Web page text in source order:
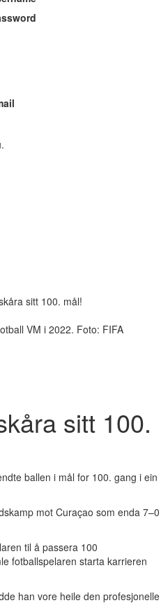
sitt 100. mål!
VM i 2022. Foto: FIFA
sitt 100.
ballen i mål for 100. gang i ein
mot Curaçao som enda 7–0
til å passera 100
fotballspelaren starta karrieren
han vore heile den profesjonelle